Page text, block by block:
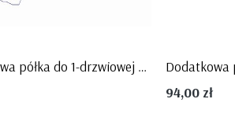
Dodatkowa półka do 1-drzwiowej szafy Marsylia, PINIO
94,00 zł